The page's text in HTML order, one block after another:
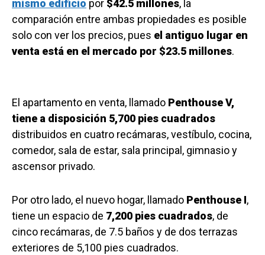
mismo edificio por $42.5 millones, la
comparación entre ambas propiedades es posible
solo con ver los precios, pues el antiguo lugar en
venta está en el mercado por $23.5 millones.
El apartamento en venta, llamado Penthouse V,
tiene a disposición 5,700 pies cuadrados
distribuidos en cuatro recámaras, vestíbulo, cocina,
comedor, sala de estar, sala principal, gimnasio y
ascensor privado.
Por otro lado, el nuevo hogar, llamado Penthouse I,
tiene un espacio de 7,200 pies cuadrados, de
cinco recámaras, de 7.5 baños y de dos terrazas
exteriores de 5,100 pies cuadrados.